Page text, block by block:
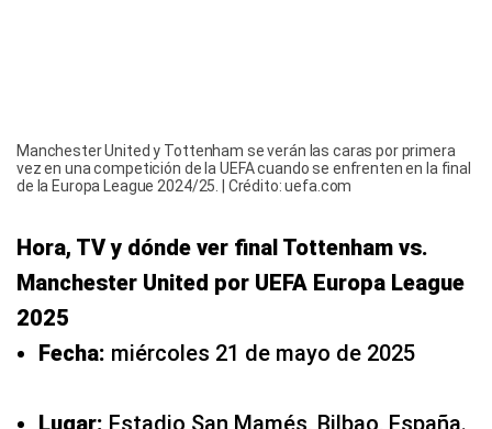
Manchester United y Tottenham se verán las caras por primera
vez en una competición de la UEFA cuando se enfrenten en la final
de la Europa League 2024/25. | Crédito: uefa.com
Hora, TV y dónde ver final Tottenham vs.
Manchester United por UEFA Europa League
2025
Fecha: miércoles 21 de mayo de 2025